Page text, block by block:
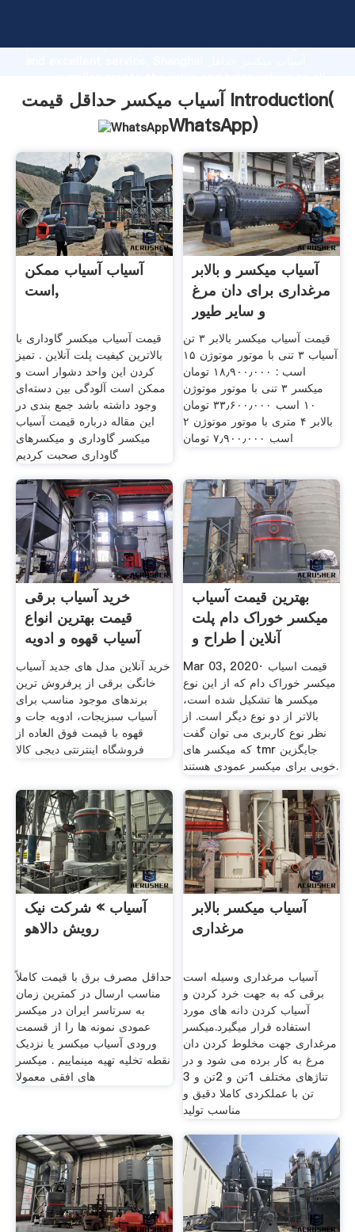
production capability, advanced research strength
of customers.
آسیاب میکسر حداقل قیمت Introduction(
WhatsApp)
آسیاب آسیاب ممکن
است,
قیمت آسیاب میکسر گاوداری با
بالاترین کیفیت پلت آنلاین . تمیز
کردن این واحد دشوار است و
ممکن است آلودگی بین دسته‌ای
وجود داشته باشد جمع بندی در
این مقاله درباره قیمت آسیاب
میکسر گاوداری و میکسرهای
گاوداری صحبت کردیم
آسیاب میکسر و بالابر
مرغداری برای دان مرغ
و سایر طیور
قیمت آسیاب میکسر بالابر ۳ تن
آسیاب ۳ تنی با موتور موتوژن ۱۵
اسب : ۱۸٫۹۰۰٫۰۰۰ تومان
میکسر ۳ تنی با موتور موتوژن
۱۰ اسب ۳۳٫۶۰۰٫۰۰۰ تومان
بالابر ۴ متری با موتور موتوژن ۲
اسب ۷٫۹۰۰٫۰۰۰ تومان
خرید آسیاب برقی
قیمت بهترین انواع
آسیاب قهوه و ادویه
جات
خرید آنلاین مدل های جدید آسیاب
خانگی برقی از پرفروش ترین
برندهای موجود مناسب برای
آسیاب سبزیجات، ادویه جات و
قهوه با قیمت فوق العاده از
فروشگاه اینترنتی دیجی کالا
بهترین قیمت آسیاب
میکسر خوراک دام پلت
آنلاین | طراح و
Mar 03, 2020· قیمت اسیاب
میکسر خوراک دام که از این نوع
میکسر ها تشکیل شده است،
بالاتر از دو نوع دیگر است. از
نظر نوع کاربری می توان گفت
که میکسر های tmr جایگزین
خوبی برای میکسر عمودی هستند.
آسیاب » شرکت نیک
رویش دالاهو
حداقل مصرف برق با قیمت کاملاً
مناسب ارسال در کمترین زمان
به سرتاسر ایران در میکسر
عمودی نمونه ها را از قسمت
ورودی آسیاب میکسر یا نزدیک
نقطه تخلیه تهیه مینماییم . میکسر
های افقی معمولا
آسیاب میکسر بالابر
مرغداری
آسیاب مرغداری وسیله است
برقی که به جهت خرد کردن و
آسیاب کردن دانه های مورد
استفاده قرار میگیرد.میکسر
مرغداری جهت مخلوط کردن دان
مرغ به کار برده می شود و در
تناژهای مختلف 1تن و 2تن و 3
تن با عملکردی کاملا دقیق و
مناسب تولید